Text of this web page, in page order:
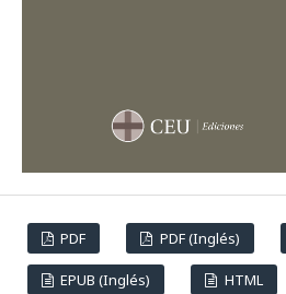
PDF PDF (Inglés)
EPUB (Inglés) HTML